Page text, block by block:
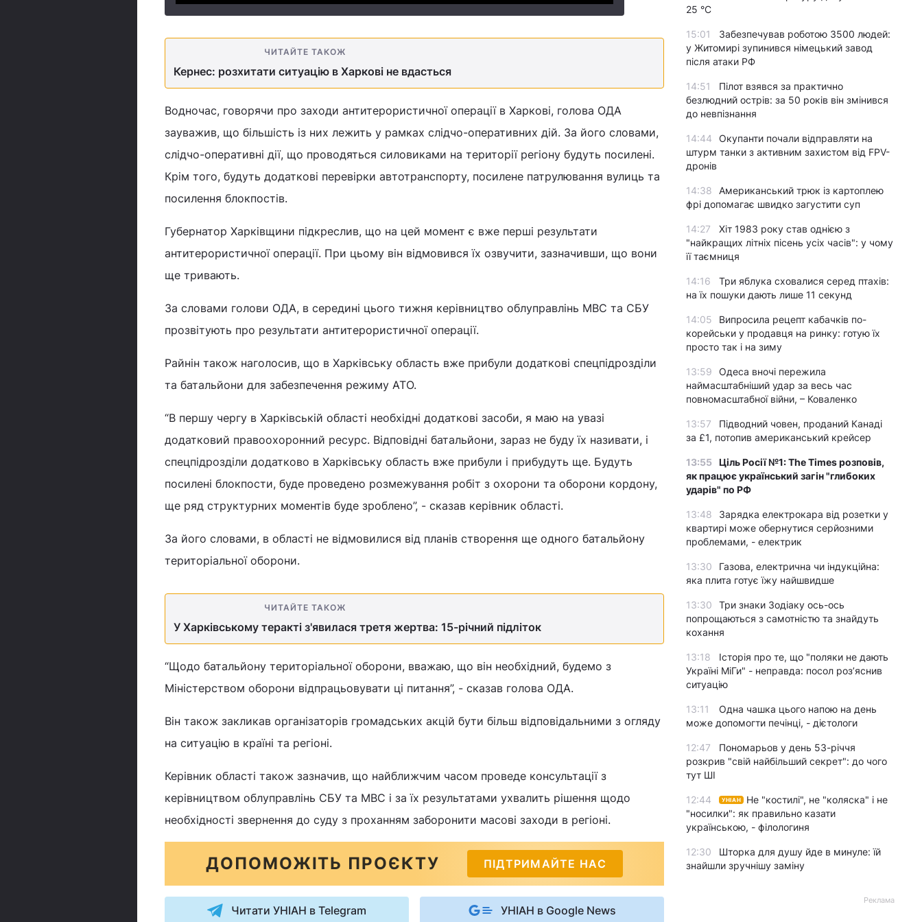
ЧИТАЙТЕ ТАКОЖ
Кернес: розхитати ситуацію в Харкові не вдасться
Водночас, говорячи про заходи антитерористичної операції в Харкові, голова ОДА
зауважив, що більшість із них лежить у рамках слідчо-оперативних дій. За його словами,
слідчо-оперативні дії, що проводяться силовиками на території регіону будуть посилені.
Крім того, будуть додаткові перевірки автотранспорту, посилене патрулювання вулиць та
посилення блокпостів.
Губернатор Харківщини підкреслив, що на цей момент є вже перші результати
антитерористичної операції. При цьому він відмовився їх озвучити, зазначивши, що вони
ще тривають.
За словами голови ОДА, в середині цього тижня керівництво облуправлінь МВС та СБУ
прозвітують про результати антитерористичної операції.
Райнін також наголосив, що в Харківську область вже прибули додаткові спецпідрозділи
та батальйони для забезпечення режиму АТО.
“В першу чергу в Харківській області необхідні додаткові засоби, я маю на увазі
додатковий правоохоронний ресурс. Відповідні батальйони, зараз не буду їх називати, і
спецпідрозділи додатково в Харківську область вже прибули і прибудуть ще. Будуть
посилені блокпости, буде проведено розмежування робіт з охорони та оборони кордону,
ще ряд структурних моментів буде зроблено”, - сказав керівник області.
За його словами, в області не відмовилися від планів створення ще одного батальйону
територіальної оборони.
ЧИТАЙТЕ ТАКОЖ
У Харківському теракті з'явилася третя жертва: 15-річний підліток
“Щодо батальйону територіальної оборони, вважаю, що він необхідний, будемо з
Міністерством оборони відпрацьовувати ці питання”, - сказав голова ОДА.
Він також закликав організаторів громадських акцій бути більш відповідальними з огляду
на ситуацію в країні та регіоні.
Керівник області також зазначив, що найближчим часом проведе консультації з
керівництвом облуправлінь СБУ та МВС і за їх результатами ухвалить рішення щодо
необхідності звернення до суду з проханням заборонити масові заходи в регіоні.
ДОПОМОЖІТЬ ПРОЄКТУ ПІДТРИМАЙТЕ НАС
Читати УНІАН в Telegram УНІАН в Google News
25 °C
15:01
Забезпечував роботою 3500 людей:
у Житомирі зупинився німецький завод
після атаки РФ
14:51
Пілот взявся за практично
безлюдний острів: за 50 років він змінився
до невпізнання
14:44
Окупанти почали відправляти на
штурм танки з активним захистом від FPV-
дронів
14:38
Американський трюк із картоплею
фрі допомагає швидко загустити суп
14:27
Хіт 1983 року став однією з
"найкращих літніх пісень усіх часів": у чому
її таємниця
14:16
Три яблука сховалися серед птахів:
на їх пошуки дають лише 11 секунд
14:05
Випросила рецепт кабачків по-
корейськи у продавця на ринку: готую їх
просто так і на зиму
13:59
Одеса вночі пережила
наймасштабніший удар за весь час
повномасштабної війни, – Коваленко
13:57
Підводний човен, проданий Канаді
за £1, потопив американський крейсер
13:55 Ціль Росії №1: The Times розповів,
як працює український загін "глибоких
ударів" по РФ
13:48
Зарядка електрокара від розетки у
квартирі може обернутися серйозними
проблемами, - електрик
13:30
Газова, електрична чи індукційна:
яка плита готує їжу найшвидше
13:30
Три знаки Зодіаку ось-ось
попрощаються з самотністю та знайдуть
кохання
13:18
Історія про те, що "поляки не дають
Україні МіГи" - неправда: посол роз’яснив
ситуацію
13:11
Одна чашка цього напою на день
може допомогти печінці, - дієтологи
12:47
Пономарьов у день 53-річчя
розкрив "свій найбільший секрет": до чого
тут ШІ
12:44 УНІАН
Не "костилі", не "коляска" і не
"носилки": як правильно казати
українською, - філологиня
12:30
Шторка для душу йде в минуле: їй
знайшли зручнішу заміну
Реклама